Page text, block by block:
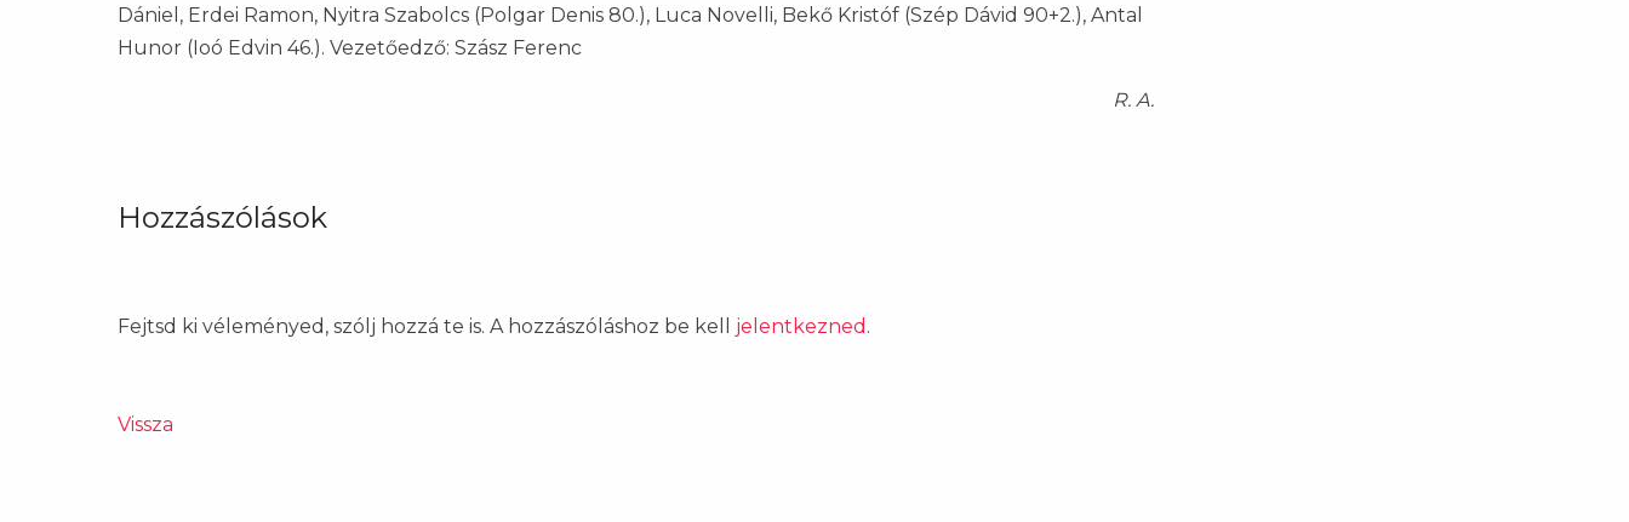
Dániel, Erdei Ramon, Nyitra Szabolcs (Polgar Denis 80.), Luca Novelli, Bekő Kristóf (Szép Dávid 90+2.), Antal
Hunor (Ioó Edvin 46.). Vezetőedző: Szász Ferenc
R. A.
Hozzászólások
Fejtsd ki véleményed, szólj hozzá te is. A hozzászóláshoz be kell jelentkezned .
Vissza